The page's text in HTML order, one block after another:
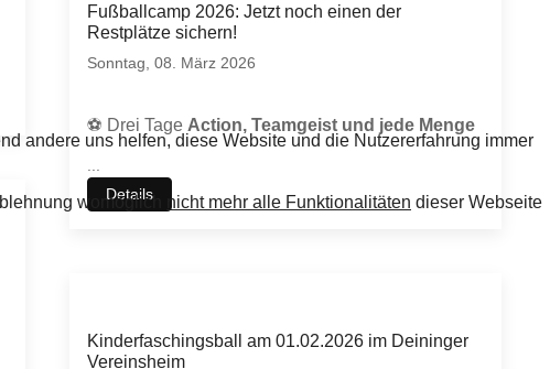
Fußballcamp 2026: Jetzt noch einen der
Restplätze sichern!
Sonntag, 08. März 2026
⚽ Drei Tage Action, Teamgeist und jede Menge
Details
Kinderfaschingsball am 01.02.2026 im Deininger
Vereinsheim
andere uns helfen, diese Website und die Nutzererfahrung immer
womöglich nicht mehr alle Funktionalitäten dieser Webseite